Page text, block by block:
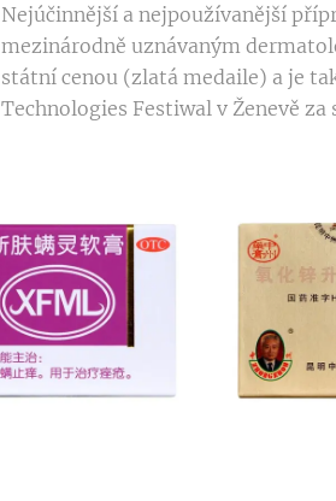
Nejúčinnější a nejpoužívanější
mezinárodně uznávaným
státní cenou (zlatá medaile) a je
Technologies Festiwal v Ženevě